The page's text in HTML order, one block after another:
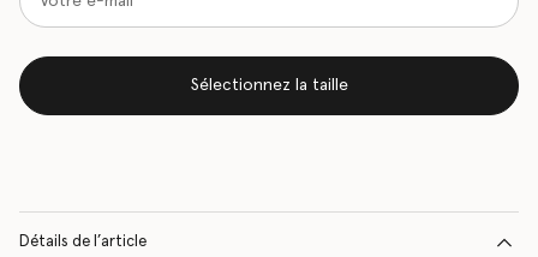
Sélectionnez la taille
Détails de l’article